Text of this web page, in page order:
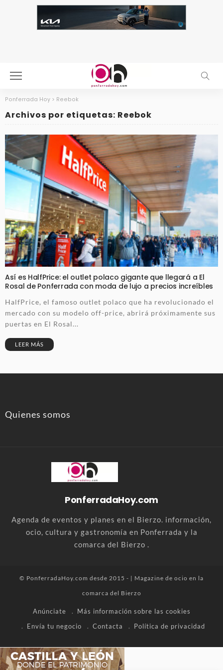
Ponferrada Hoy > Reebok
Archivos por etiquetas: Reebok
Así es HalfPrice: el outlet polaco gigante que llegará a El
Rosal de Ponferrada con moda de lujo a precios increíbles
HalfPrice, el famoso outlet polaco que ha revolucionado el
mercado con su modelo off-price, abrirá próximamente sus
puertas en El Rosal...
LEER MÁS
Quienes somos
PonferradaHoy.com
Agenda de eventos y planes en el Bierzo. información,
ocio, cultura y gastronomía en Ponferrada y la
comarca del Bierzo .
© PonferradaHoy.com desde 2015 - | Magazine de ocio en la
comarca del Bierzo
Anúnciate
Más información sobre las cookies
Envía tu negocio
Contacta Política de privacidad